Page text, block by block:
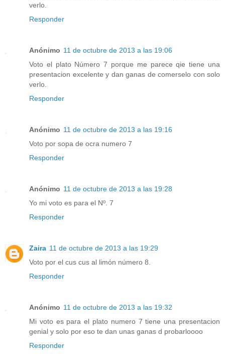
verlo.
Responder
Anónimo 11 de octubre de 2013 a las 19:06
Voto el plato Número 7 porque me parece qie tiene una
presentacion excelente y dan ganas de comerselo con solo
verlo.
Responder
Anónimo 11 de octubre de 2013 a las 19:16
Voto por sopa de ocra numero 7
Responder
Anónimo 11 de octubre de 2013 a las 19:28
Yo mi voto es para el Nº. 7
Responder
Zaira 11 de octubre de 2013 a las 19:29
Voto por el cus cus al limón número 8.
Responder
Anónimo 11 de octubre de 2013 a las 19:32
Mi voto es para el plato numero 7 tiene una presentacion
genial y solo por eso te dan unas ganas d probarloooo
Responder